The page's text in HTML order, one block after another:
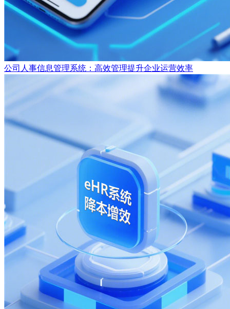
公司人事信息管理系统：高效管理提升企业运营效率